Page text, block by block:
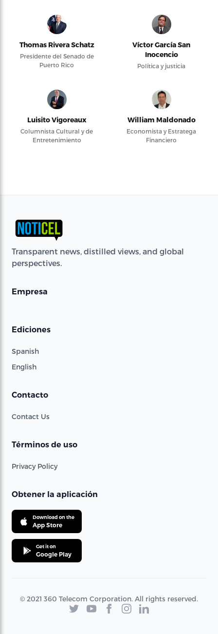
Thomas Rivera Schatz
Presidente del Senado de
Puerto Rico
Víctor García San
Inocencio
Política y justicia
Luisito Vigoreaux
Columnista Cultural y de
Entretenimiento
William Maldonado
Economista y Estratega
Financiero
Transparent news, distilled views, and global
perspectives.
Empresa
Ediciones
Spanish
English
Contacto
Contact Us
Términos de uso
Privacy Policy
Obtener la aplicación
Download on the
App Store
Get it on
Google Play
© 2021 360 Telecom Corporation. All rights reserved.